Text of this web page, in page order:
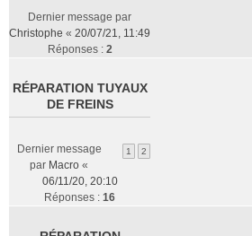
Dernier message par
Christophe « 20/07/21, 11:49
Réponses : 2
RÉPARATION TUYAUX
DE FREINS
1 2
Dernier message
par Macro «
06/11/20, 20:10
Réponses : 16